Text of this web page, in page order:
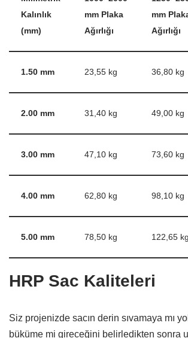
Kalınlık
(mm)
mm Plaka
Ağırlığı
mm
Ağırlığı
1.50 mm 23,55 kg 36,80 kg
2.00 mm 31,40 kg 49,00 kg
3.00 mm 47,10 kg 73,60 kg
4.00 mm 62,80 kg 98,10 kg
5.00 mm 78,50 kg 122,65 kg
HRP Sac Kaliteleri
Siz projenizde sacın derin sıvamaya mı
büküme mi gireceğini belirledikten sonra